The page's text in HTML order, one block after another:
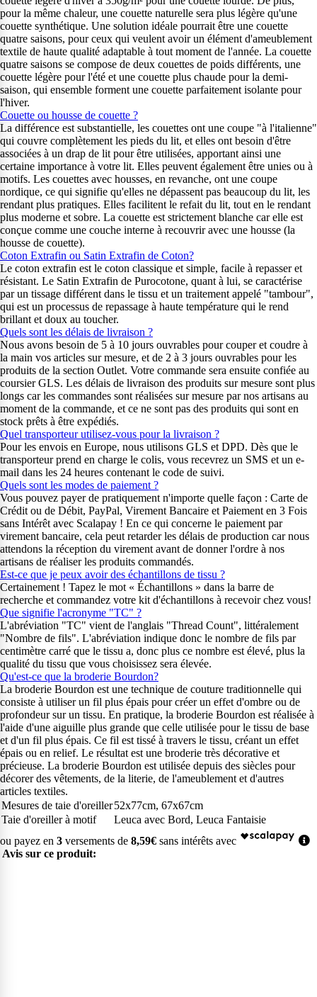
pour la même chaleur, une couette naturelle sera plus légère qu'une
couette synthétique. Une solution idéale pourrait être une couette
quatre saisons, pour ceux qui veulent avoir un élément d'ameublement
textile de haute qualité adaptable à tout moment de l'année. La couette
quatre saisons se compose de deux couettes de poids différents, une
couette légère pour l'été et une couette plus chaude pour la demi-
saison, qui ensemble forment une couette parfaitement isolante pour
l'hiver.
Couette ou housse de couette ?
La différence est substantielle, les couettes ont une coupe "à l'italienne"
qui couvre complètement les pieds du lit, et elles ont besoin d'être
associées à un drap de lit pour être utilisées, apportant ainsi une
certaine importance à votre lit. Elles peuvent également être unies ou à
motifs. Les couettes avec housses, en revanche, ont une coupe
nordique, ce qui signifie qu'elles ne dépassent pas beaucoup du lit, les
rendant plus pratiques. Elles facilitent le refait du lit, tout en le rendant
plus moderne et sobre. La couette est strictement blanche car elle est
conçue comme une couche interne à recouvrir avec une housse (la
housse de couette).
Coton Extrafin ou Satin Extrafin de Coton?
Le coton extrafin est le coton classique et simple, facile à repasser et
résistant. Le Satin Extrafin de Purocotone, quant à lui, se caractérise
par un tissage différent dans le tissu et un traitement appelé "tambour",
qui est un processus de repassage à haute température qui le rend
brillant et doux au toucher.
Quels sont les délais de livraison ?
Nous avons besoin de 5 à 10 jours ouvrables pour couper et coudre à
la main vos articles sur mesure, et de 2 à 3 jours ouvrables pour les
produits de la section Outlet. Votre commande sera ensuite confiée au
coursier GLS. Les délais de livraison des produits sur mesure sont plus
longs car les commandes sont réalisées sur mesure par nos artisans au
moment de la commande, et ce ne sont pas des produits qui sont en
stock prêts à être expédiés.
Quel transporteur utilisez-vous pour la livraison ?
Pour les envois en Europe, nous utilisons GLS et DPD. Dès que le
transporteur prend en charge le colis, vous recevrez un SMS et un e-
mail dans les 24 heures contenant le code de suivi.
Quels sont les modes de paiement ?
Vous pouvez payer de pratiquement n'importe quelle façon : Carte de
Crédit ou de Débit, PayPal, Virement Bancaire et Paiement en 3 Fois
sans Intérêt avec Scalapay ! En ce qui concerne le paiement par
virement bancaire, cela peut retarder les délais de production car nous
attendons la réception du virement avant de donner l'ordre à nos
artisans de réaliser les produits commandés.
Est-ce que je peux avoir des échantillons de tissu ?
Certainement ! Tapez le mot « Échantillons » dans la barre de
recherche et commandez votre kit d'échantillons à recevoir chez vous!
Que signifie l'acronyme "TC" ?
L'abréviation "TC" vient de l'anglais "Thread Count", littéralement
"Nombre de fils". L'abréviation indique donc le nombre de fils par
centimètre carré que le tissu a, donc plus ce nombre est élevé, plus la
qualité du tissu que vous choisissez sera élevée.
Qu'est-ce que la broderie Bourdon?
La broderie Bourdon est une technique de couture traditionnelle qui
consiste à utiliser un fil plus épais pour créer un effet d'ombre ou de
profondeur sur un tissu. En pratique, la broderie Bourdon est réalisée à
l'aide d'une aiguille plus grande que celle utilisée pour le tissu de base
et d'un fil plus épais. Ce fil est tissé à travers le tissu, créant un effet
épais ou en relief. Le résultat est une broderie très décorative et
précieuse. La broderie Bourdon est utilisée depuis des siècles pour
décorer des vêtements, de la literie, de l'ameublement et d'autres
articles textiles.
Mesures de taie d'oreiller52x77cm, 67x67cm
Taie d'oreiller à motif
Leuca avec Bord, Leuca Fantaisie
ou payez en 3 versements de 8,59€ sans intérêts avec
Avis sur ce produit: